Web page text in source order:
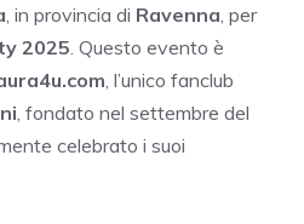
, in provincia di Ravenna, per
2025. Questo evento è
, l’unico fanclub
, fondato nel settembre del
celebrato i suoi